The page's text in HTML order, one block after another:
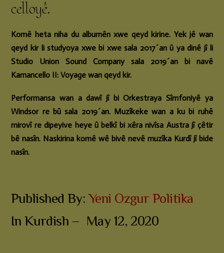
celloyê.
Komê heta niha du albumên xwe qeyd kirine. Yek jê wan
qeyd kir li studyoya xwe bi xwe sala 2017´an û ya dinê jî li
Studio Union Sound Company sala 2019´an bi navê
Kamancello II: Voyage wan qeyd kir.
Performansa wan a dawî jî bi Orkestraya Sîmfoniyê ya
Windsor re bû sala 2019´an. Muzîkeke wan a ku bi ruhê
mirovî re dipeyive heye û belkî bi xêra nivîsa Austra jî çêtir
bê nasîn. Naskirina komê wê bivê nevê muzîka Kurdî jî bide
nasîn.
Published By:Yeni Ozgur Politika
In Kurdish – May 12, 2020